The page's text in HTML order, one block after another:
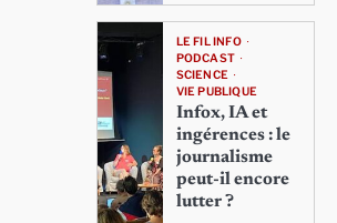
LE FIL INFO
PODCAST
SCIENCE
VIE PUBLIQUE
Infox, IA et
ingérences : le
journalisme
peut-il encore
lutter ?